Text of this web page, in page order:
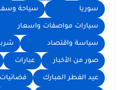
سوريا سياحة
سيارات مواصفات واسعار
سياسة واقتصاد
صور من الأخبار عبارات
عيد الفطر المبارك